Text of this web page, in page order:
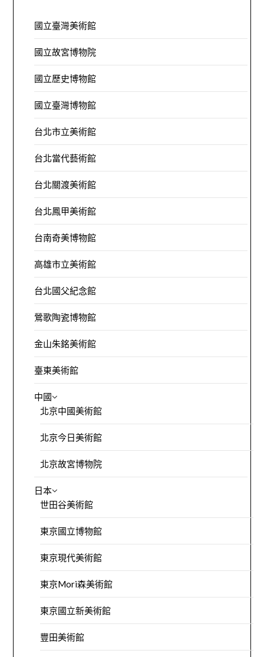
國立臺灣美術館
國立故宮博物院
國立歷史博物館
國立臺灣博物館
台北市立美術館
台北當代藝術館
台北關渡美術館
台北鳳甲美術館
台南奇美博物館
高雄市立美術館
台北國父紀念館
鶯歌陶瓷博物館
金山朱銘美術館
臺東美術館
中國
北京中國美術館
北京今日美術館
北京故宮博物院
日本
世田谷美術館
東京國立博物館
東京現代美術館
東京Mori森美術館
東京國立新美術館
豐田美術館